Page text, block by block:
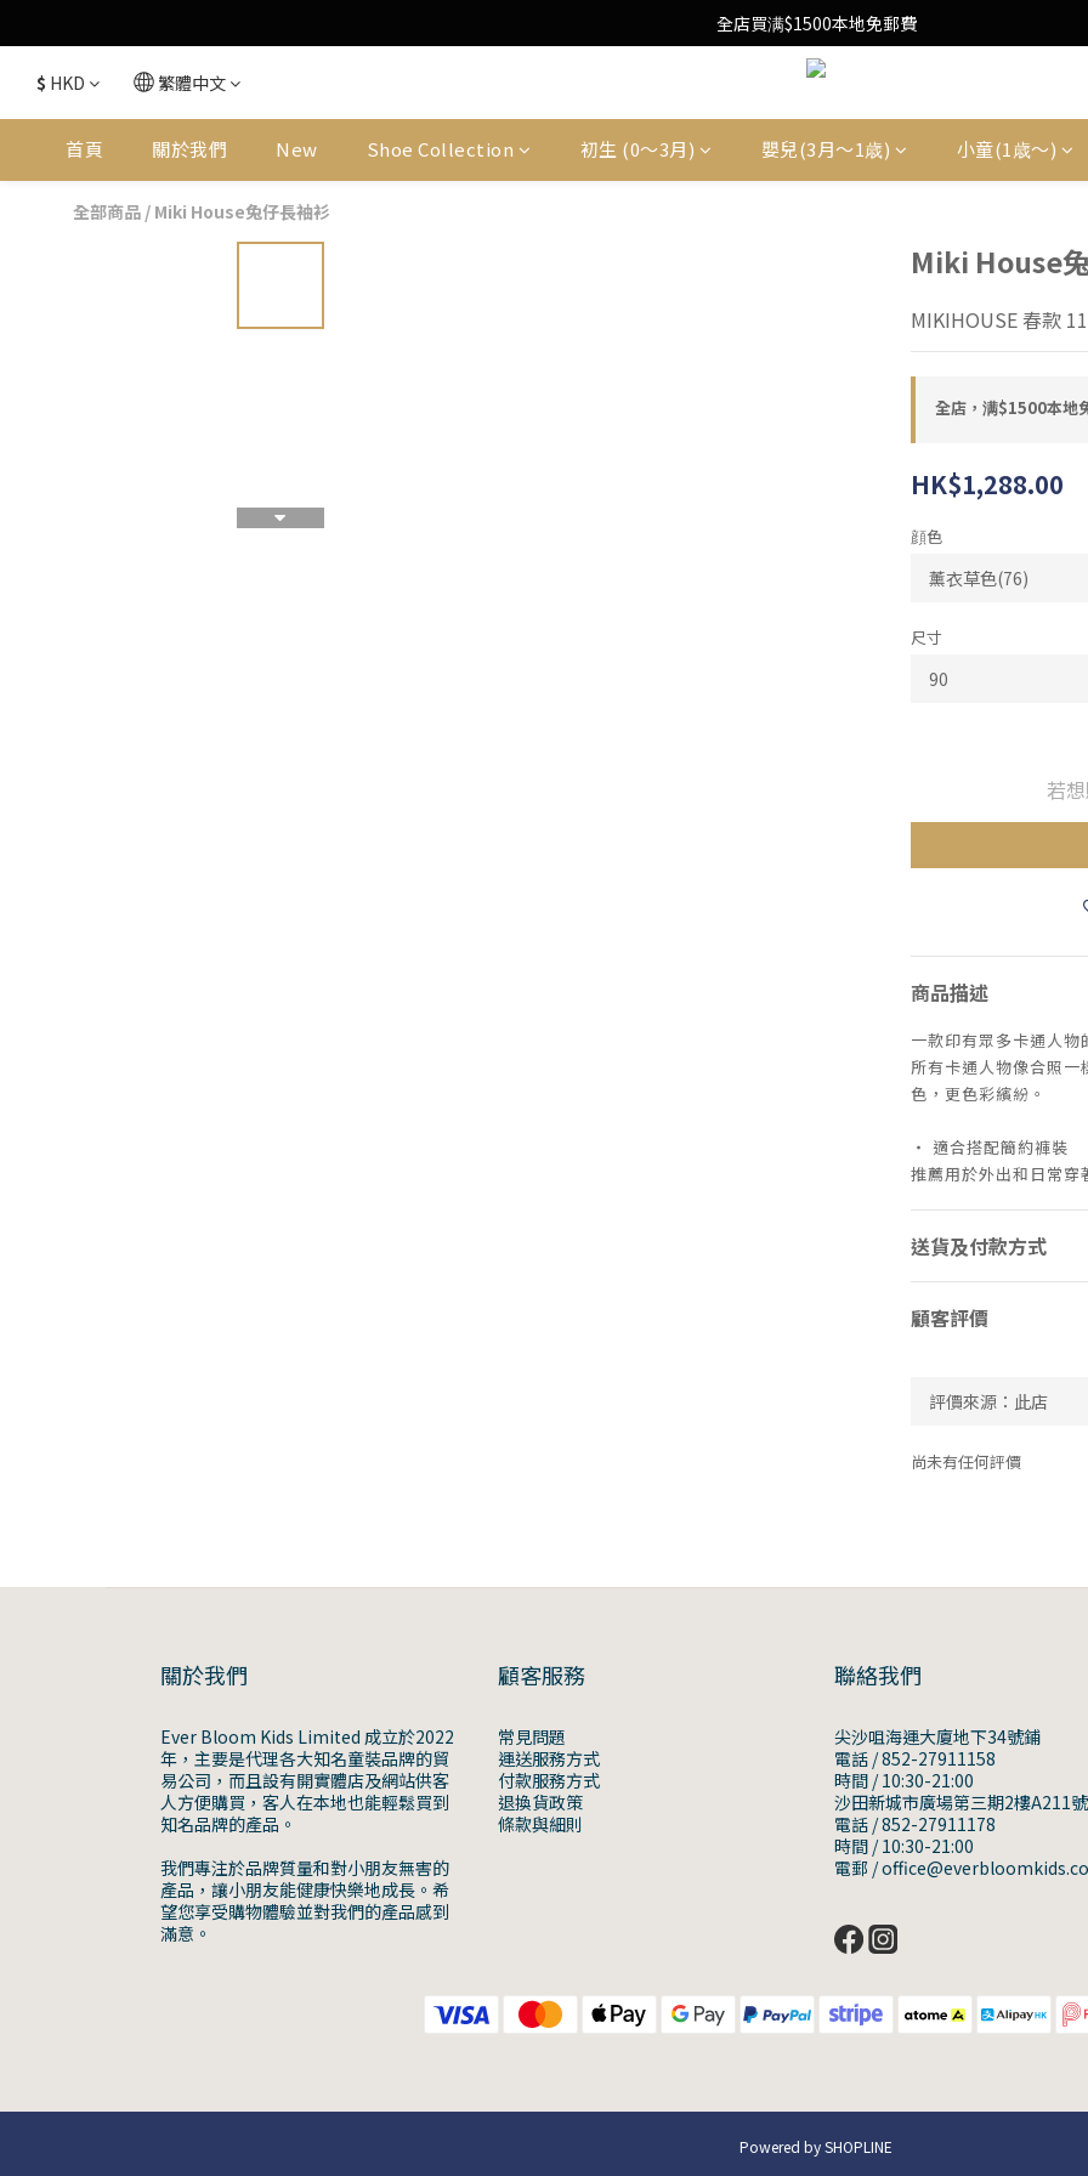
Free Local Shipping Upon $1500 purchase
全店買满$1500本地免郵費
Free Local Shipping Upon $1500 purchase
$ HKD 繁體中文
首頁 關於我們 New Shoe Collection 初生 (0〜3月) 嬰兒(3月〜1歳) 小童(1歳〜)
全部商品 / Miki House兔仔長袖衫
Miki House
MIKIHOUSE 春款
全店，满$1500本地
HK$1,288.00
顔色
尺寸
若
商品描述
一款印有眾多卡通人物
所有卡通人物像合照
色，更色彩繽紛。
・ 適合搭配簡約褲裝
推薦用於外出和日常穿
送貨及付款方式
顧客評價
尚未有任何評價
關於我們
Ever Bloom Kids Limited 成立於2022
年，主要是代理各大知名童裝品牌的貿
易公司，而且設有開實體店及網站供客
人方便購買，客人在本地也能輕鬆買到
知名品牌的產品。
我們專注於品牌質量和對小朋友無害的
產品，讓小朋友能健康快樂地成長。希
望您享受購物體驗並對我們的產品感到
滿意。
顧客服務
常見問題
運送服務方式
付款服務方式
退換貨政策
條款與細則
聯絡我們
尖沙咀海運大廈地下34號鋪
電話 / 852-27911158
時間 / 10:30-21:00
沙田新城市廣場第三期2樓A211
電話 / 852-27911178
時間 / 10:30-21:00
電郵 /
Powered by SHOPLINE